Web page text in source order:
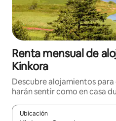
Renta mensual de
Kinkora
Descubre alojamientos
harán sentir como en casa
Ubicación